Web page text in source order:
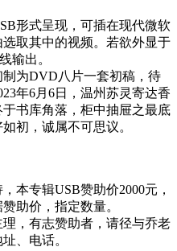
形式呈现，可插在现代微软
取其中的视频。若欲外显于
输出。
制为DVD八片一套初稿，待
年6月6日，温州苏灵寄达香
书库角落，柜中抽屉之最底
初，诚属不可思议。
本专辑USB赞助价2000元，
助价，指定数量。
理，有志赞助者，请径与乔老
、电话。